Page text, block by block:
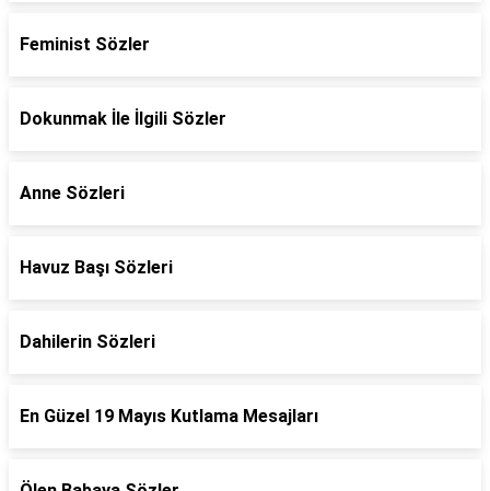
Feminist Sözler
Dokunmak İle İlgili Sözler
Anne Sözleri
Havuz Başı Sözleri
Dahilerin Sözleri
En Güzel 19 Mayıs Kutlama Mesajları